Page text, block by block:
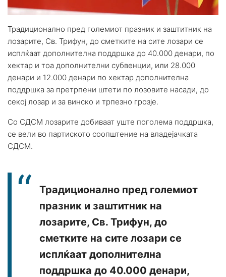
Традиционално пред големиот празник и заштитник на
лозарите, Св. Трифун, до сметките на сите лозари се
исплќаат дополнителна поддршка до 40.000 денари, по
хектар и тоа дополнителни субвенции, или 28.000
денари и 12.000 денари по хектар дополнителна
поддршка за претрпени штети по лозовите насади, до
секој лозар и за винско и трпезно грозје.
Со СДСМ лозарите добиваат уште поголема поддршка,
се вели во партиското соопштение на владејачката
СДСМ.
Традиционално пред големиот
празник и заштитник на
лозарите, Св. Трифун, до
сметките на сите лозари се
исплќаат дополнителна
поддршка до 40.000 денари,